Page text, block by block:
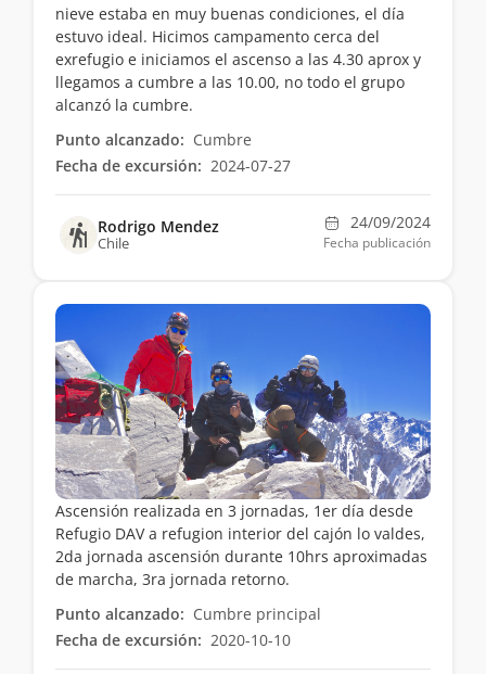
nieve estaba en muy buenas condiciones, el día
estuvo ideal. Hicimos campamento cerca del
exrefugio e iniciamos el ascenso a las 4.30 aprox y
llegamos a cumbre a las 10.00, no todo el grupo
alcanzó la cumbre.
Punto alcanzado: Cumbre
Fecha de excursión: 2024-07-27
Rodrigo Mendez
Chile
24/09/2024
Fecha publicación
Ascensión realizada en 3 jornadas, 1er día desde
Refugio DAV a refugion interior del cajón lo valdes,
2da jornada ascensión durante 10hrs aproximadas
de marcha, 3ra jornada retorno.
Punto alcanzado: Cumbre principal
Fecha de excursión: 2020-10-10